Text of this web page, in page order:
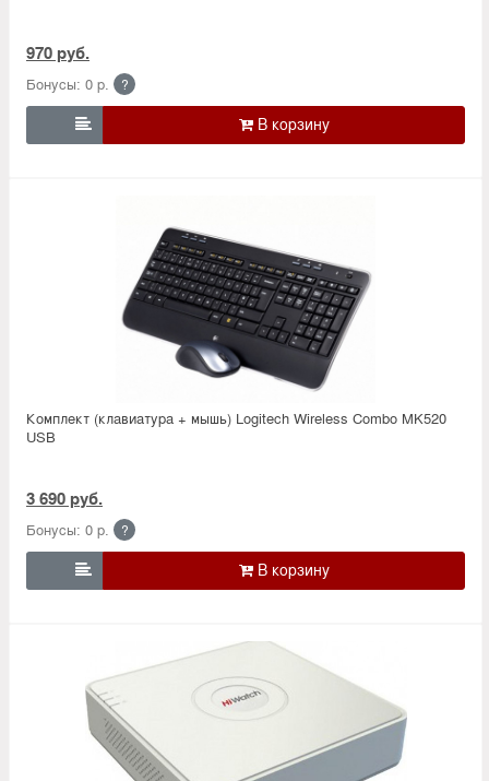
970 руб.
Бонусы: 0 р. ?

Комплект (клавиатура + мышь) Logitech Wireless Combo MK520
USB
3 690 руб.
Бонусы: 0 р. ?
